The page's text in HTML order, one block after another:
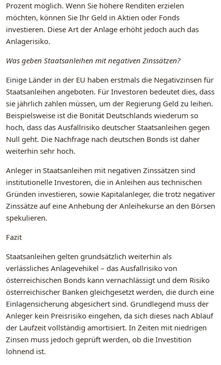
Prozent möglich. Wenn Sie höhere Renditen erzielen
möchten, können Sie Ihr Geld in Aktien oder Fonds
investieren. Diese Art der Anlage erhöht jedoch auch das
Anlagerisiko.
Was geben Staatsanleihen mit negativen Zinssätzen?
Einige Länder in der EU haben erstmals die Negativzinsen für
Staatsanleihen angeboten. Für Investoren bedeutet dies, dass
sie jährlich zahlen müssen, um der Regierung Geld zu leihen.
Beispielsweise ist die Bonität Deutschlands wiederum so
hoch, dass das Ausfallrisiko deutscher Staatsanleihen gegen
Null geht. Die Nachfrage nach deutschen Bonds ist daher
weiterhin sehr hoch.
Anleger in Staatsanleihen mit negativen Zinssätzen sind
institutionelle Investoren, die in Anleihen aus technischen
Gründen investieren, sowie Kapitalanleger, die trotz negativer
Zinssätze auf eine Anhebung der Anleihekurse an den Börsen
spekulieren.
Fazit
Staatsanleihen gelten grundsätzlich weiterhin als
verlässliches Anlagevehikel – das Ausfallrisiko von
österreichischen Bonds kann vernachlässigt und dem Risiko
österreichischer Banken gleichgesetzt werden, die durch eine
Einlagensicherung abgesichert sind. Grundlegend muss der
Anleger kein Preisrisiko eingehen, da sich dieses nach Ablauf
der Laufzeit vollständig amortisiert. In Zeiten mit niedrigen
Zinsen muss jedoch geprüft werden, ob die Investition
lohnend ist.